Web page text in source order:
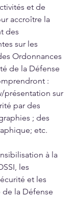
et de
accroître la
des
sur les
Ordonnances
de la Défense
:
présentation sur
par des
; des
etc.
à la
les
et les
de la Défense